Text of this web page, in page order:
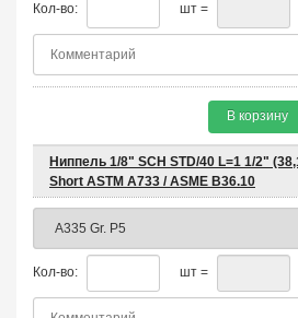
Кол-во: шт =
В корзину
Ниппель 1/8" SCH STD/40 L=1 1/2"
Short ASTM A733 / ASME B36.10
Кол-во: шт =